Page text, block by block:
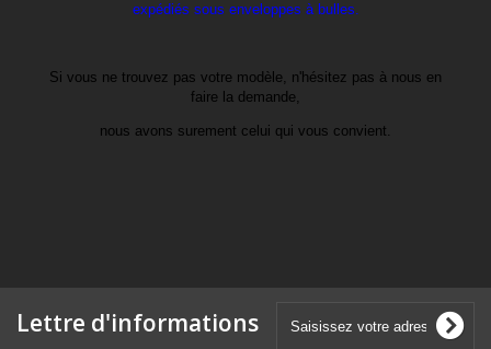
expédiés sous enveloppes à bulles.
Si vous ne trouvez pas votre modèle, n'hésitez pas à nous en
faire la demande,
nous avons surement celui qui vous convient.
Lettre d'informations